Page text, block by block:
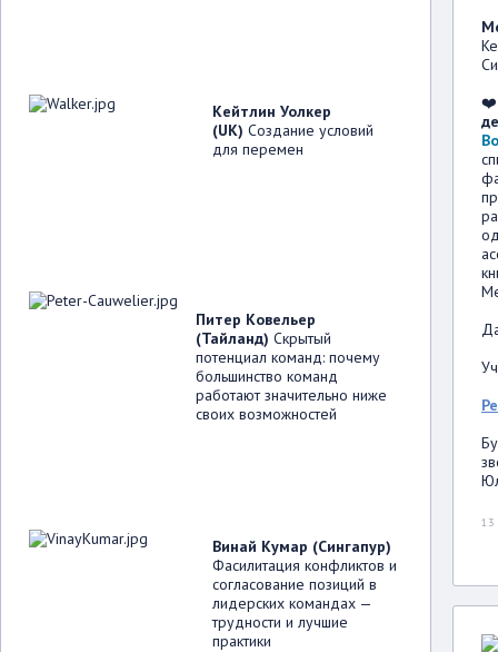
Кейтлин Уолкер
(UK) Создание условий
для перемен
Питер Ковельер
(Тайланд) Скрытый
потенциал команд: почему
большинство команд
работают значительно ниже
своих возможностей
Винай Кумар (Сингапур)
Фасилитация конфликтов и
согласование позиций в
лидерских командах —
трудности и лучшие
практики
13